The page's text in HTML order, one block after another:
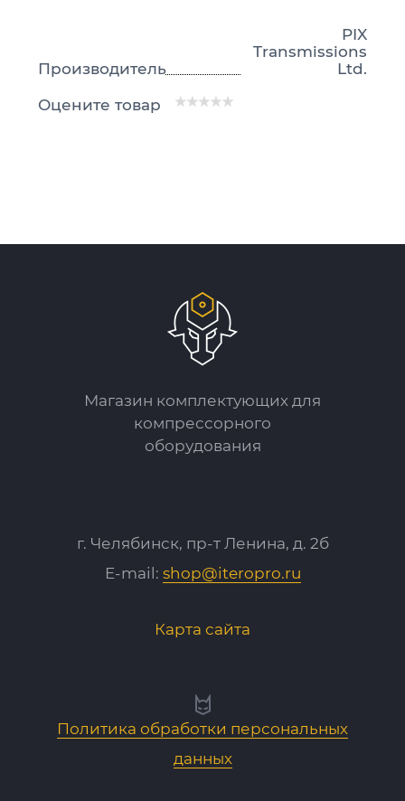
Производитель
PIX
Transmissions
Ltd.
Оцените товар
Магазин комплектующих для
компрессорного
оборудования
г. Челябинск, пр-т Ленина, д. 2б
E-mail: shop@iteropro.ru
Карта сайта
Политика обработки персональных
данных